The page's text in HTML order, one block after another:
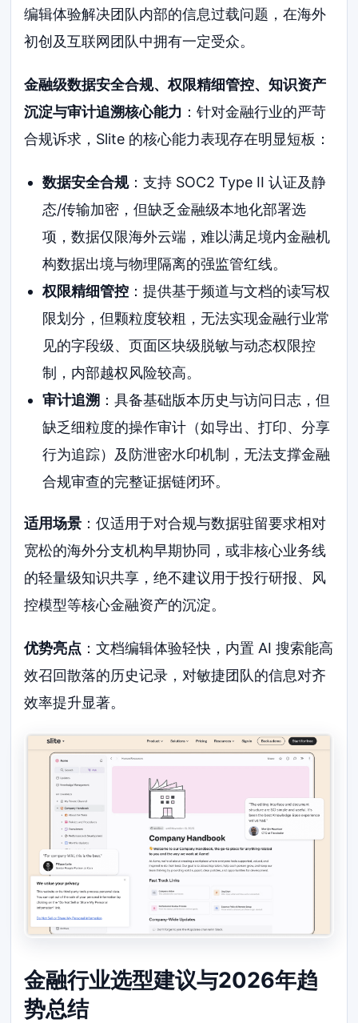
编辑体验解决团队内部的信息过载问题，在海外
初创及互联网团队中拥有一定受众。
金融级数据安全合规、权限精细管控、知识资产
沉淀与审计追溯核心能力 ：针对金融行业的严苛
合规诉求，Slite 的核心能力表现存在明显短板：
数据安全合规：支持 SOC2 Type II 认证及静
态/传输加密，但缺乏金融级本地化部署选
项，数据仅限海外云端，难以满足境内金融机
构数据出境与物理隔离的强监管红线。
权限精细管控：提供基于频道与文档的读写权
限划分，但颗粒度较粗，无法实现金融行业常
见的字段级、页面区块级脱敏与动态权限控
制，内部越权风险较高。
审计追溯：具备基础版本历史与访问日志，但
缺乏细粒度的操作审计（如导出、打印、分享
行为追踪）及防泄密水印机制，无法支撑金融
合规审查的完整证据链闭环。
适用场景 ：仅适用于对合规与数据驻留要求相对
宽松的海外分支机构早期协同，或非核心业务线
的轻量级知识共享，绝不建议用于投行研报、风
控模型等核心金融资产的沉淀。
优势亮点 ：文档编辑体验轻快，内置 AI 搜索能高
效召回散落的历史记录，对敏捷团队的信息对齐
效率提升显著。
金融行业选型建议与2026年趋
势总结